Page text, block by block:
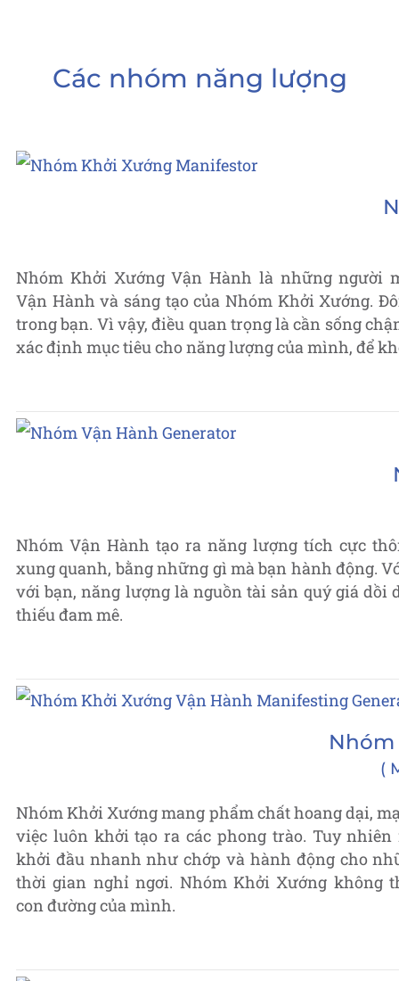
Các nhóm năng lượng
Nhóm Khởi Xướng Vận Hành là những người
Vận Hành và sáng tạo của Nhóm Khởi Xướng.
trong bạn. Vì vậy, điều quan trọng là cần sống
xác định mục tiêu cho năng lượng của mình, để
Nhóm Vận Hành tạo ra năng lượng tích cực
xung quanh, bằng những gì mà bạn hành động.
với bạn, năng lượng là nguồn tài sản quý giá dồi
thiếu đam mê.
Nhóm
Nhóm Khởi Xướng mang phẩm chất hoang dại,
việc luôn khởi tạo ra các phong trào. Tuy
khởi đầu nhanh như chớp và hành động cho
thời gian nghỉ ngơi. Nhóm Khởi Xướng không
con đường của mình.